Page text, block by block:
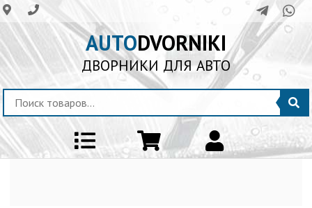
AUTODVORNIKI
ДВОРНИКИ ДЛЯ АВТО